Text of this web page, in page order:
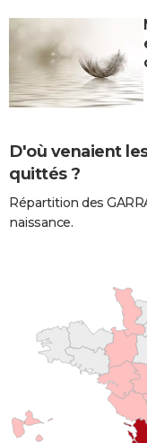
D'où venaient
quittés ?
Répartition des
naissance.